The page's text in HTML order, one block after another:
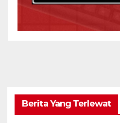
Berita Yang Terlewat